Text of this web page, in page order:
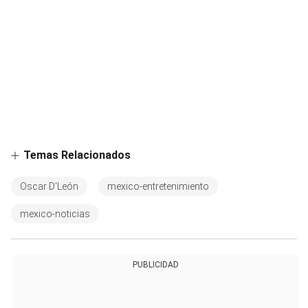
Temas Relacionados
Oscar D'León mexico-entretenimiento
mexico-noticias
PUBLICIDAD